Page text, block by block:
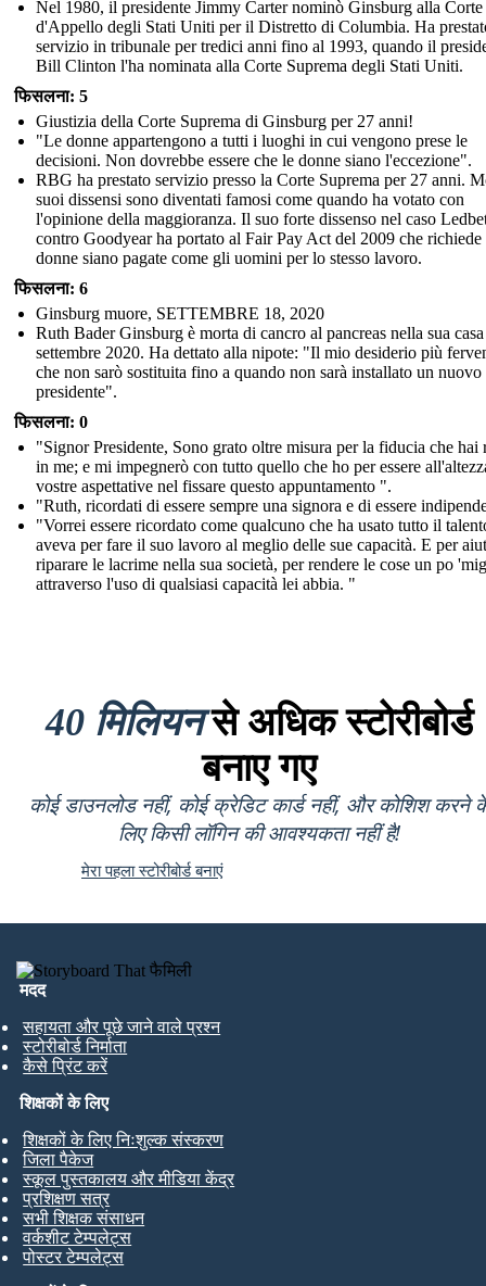
Nel 1980, il presidente Jimmy Carter nominò Ginsburg alla Corte
d'Appello degli Stati Uniti per il Distretto di Columbia. Ha
servizio in tribunale per tredici anni fino al 1993, quando il
Bill Clinton l'ha nominata alla Corte Suprema degli Stati Uniti.
फिसलना: 5
Giustizia della Corte Suprema di Ginsburg per 27 anni!
"Le donne appartengono a tutti i luoghi in cui vengono prese le
decisioni. Non dovrebbe essere che le donne siano l'eccezione".
RBG ha prestato servizio presso la Corte Suprema per 27 anni.
suoi dissensi sono diventati famosi come quando ha votato con
l'opinione della maggioranza. Il suo forte dissenso nel caso
contro Goodyear ha portato al Fair Pay Act del 2009 che richiede
donne siano pagate come gli uomini per lo stesso lavoro.
फिसलना: 6
Ginsburg muore, SETTEMBRE 18, 2020
Ruth Bader Ginsburg è morta di cancro al pancreas nella sua
settembre 2020. Ha dettato alla nipote: "Il mio desiderio più
che non sarò sostituita fino a quando non sarà installato un nuovo
presidente".
फिसलना: 0
"Signor Presidente, Sono grato oltre misura per la fiducia che hai
in me; e mi impegnerò con tutto quello che ho per essere
vostre aspettative nel fissare questo appuntamento ".
"Ruth, ricordati di essere sempre una signora e di essere
"Vorrei essere ricordato come qualcuno che ha usato tutto il
aveva per fare il suo lavoro al meglio delle sue capacità. E per
riparare le lacrime nella sua società, per rendere le cose un po
attraverso l'uso di qualsiasi capacità lei abbia. "
40 मिलियनसे अधिक स्टोरीबोर्ड
बनाए गए
कोई डाउनलोड नहीं, कोई क्रेडिट कार्ड नहीं, और कोशिश करने
लिए किसी लॉगिन की आवश्यकता नहीं है!
मेरा पहला स्टोरीबोर्ड बनाएं
मदद
सहायता और पूछे जाने वाले प्रश्न
स्टोरीबोर्ड निर्माता
कैसे प्रिंट करें
शिक्षकों के लिए
शिक्षकों के लिए निःशुल्क संस्करण
जिला पैकेज
स्कूल पुस्तकालय और मीडिया केंद्र
प्रशिक्षण सत्र
सभी शिक्षक संसाधन
वर्कशीट टेम्पलेट्स
पोस्टर टेम्पलेट्स